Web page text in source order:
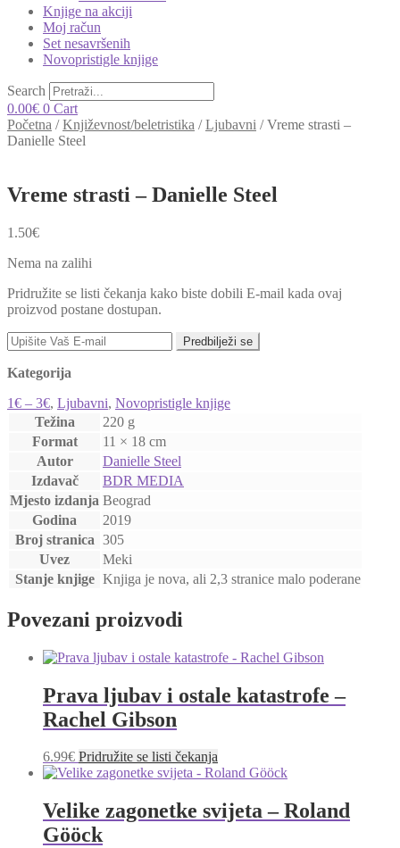
Knjige na akciji
Moj račun
Set nesavršenih
Novopristigle knjige
Search
0.00€ 0 Cart
Početna /Književnost/beletristika /Ljubavni /Vreme strasti –
Danielle Steel
Vreme strasti – Danielle Steel
1.50€
Nema na zalihi
Pridružite se listi čekanja kako biste dobili E-mail kada ovaj
proizvod postane dostupan.
Predbilježi se
Kategorija
1€ – 3€, Ljubavni, Novopristigle knjige
Težina
220 g
Format
11 × 18 cm
Autor
Danielle Steel
Izdavač
BDR MEDIA
Mjesto izdanja Beograd
Godina
2019
Broj stranica 305
Uvez
Meki
Stanje knjige Knjiga je nova, ali 2,3 stranice malo poderane
Povezani proizvodi
Prava ljubav i ostale katastrofe –
Rachel Gibson
6.99€ Pridružite se listi čekanja
Velike zagonetke svijeta – Roland
Gööck